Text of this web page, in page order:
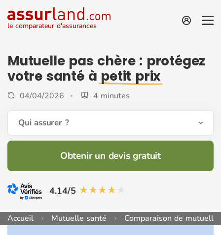
le comparateur d'assurances
Mutuelle pas chère : protégez
votre santé à petit prix
04/04/2026 4 minutes
Qui assurer ?
Obtenir un devis gratuit
4.14/5
Accueil Mutuelle santé Comparaison de mutuelle